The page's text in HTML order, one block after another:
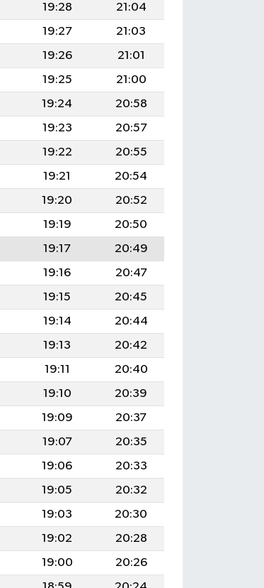
19:28
21:04
19:27
21:03
19:26
21:01
19:25
21:00
19:24
20:58
19:23
20:57
19:22
20:55
19:21
20:54
19:20
20:52
19:19
20:50
19:17
20:49
19:16
20:47
19:15
20:45
19:14
20:44
19:13
20:42
19:11
20:40
19:10
20:39
19:09
20:37
19:07
20:35
19:06
20:33
19:05
20:32
19:03
20:30
19:02
20:28
19:00
20:26